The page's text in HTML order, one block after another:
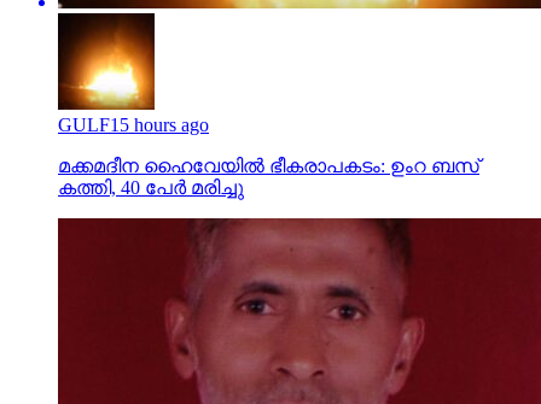
GULF
15 hours ago
മക്കമദീന ഹൈവേയില്‍ ഭീകരാപകടം: ഉംറ ബസ്